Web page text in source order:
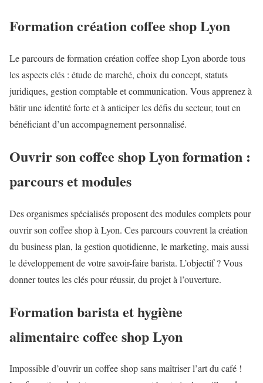
Formation création coffee shop Lyon
Le parcours de formation création coffee shop Lyon aborde tous
les aspects clés : étude de marché, choix du concept, statuts
juridiques, gestion comptable et communication. Vous apprenez à
bâtir une identité forte et à anticiper les défis du secteur, tout en
bénéficiant d’un accompagnement personnalisé.
Ouvrir son coffee shop Lyon formation :
parcours et modules
Des organismes spécialisés proposent des modules complets pour
ouvrir son coffee shop à Lyon. Ces parcours couvrent la création
du business plan, la gestion quotidienne, le marketing, mais aussi
le développement de votre savoir-faire barista. L’objectif ? Vous
donner toutes les clés pour réussir, du projet à l’ouverture.
Formation barista et hygiène
alimentaire coffee shop Lyon
Impossible d’ouvrir un coffee shop sans maîtriser l’art du café !